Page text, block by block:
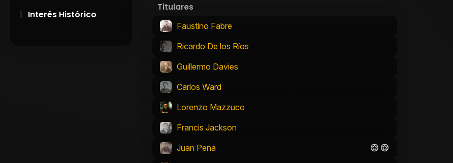
Interés Histórico
Titulares
Faustino Fabre
Ricardo De los Ríos
Guillermo Davies
Carlos Ward
Lorenzo Mazzuco
Francis Jackson
Juan Pena